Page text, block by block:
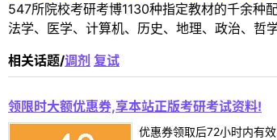
547所院校考研考博1130种指定教材的千余种
法学、医学、计算机、历史、地理、政治、哲
相关话题/调剂 复试
领限时大额优惠券,享本站正版考研考试资料!
优惠券领取后72小时内有